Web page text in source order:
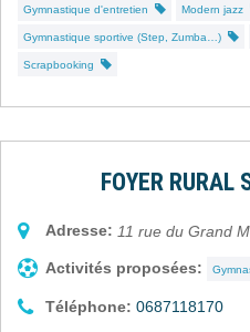
Gymnastique d'entretien Modern jazz
Gymnastique sportive (Step, Zumba…)
Scrapbooking
FOYER RURAL
Adresse: 11 rue du Grand
Activités proposées:
Téléphone: 0687118170